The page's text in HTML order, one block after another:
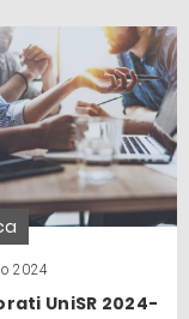
2024
UniSR 2024-